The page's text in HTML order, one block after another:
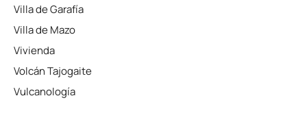
Villa de Garafía
Villa de Mazo
Vivienda
Volcán Tajogaite
Vulcanología